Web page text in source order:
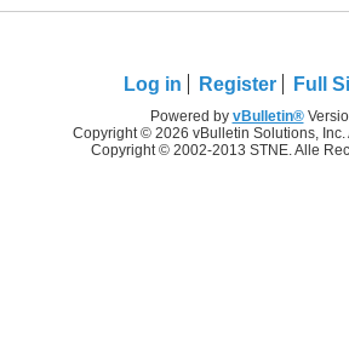
Log in Register Full
Powered by vBulletin®
Copyright © 2026 vBulletin Solutions, Inc.
Copyright © 2002-2013 STNE. Alle